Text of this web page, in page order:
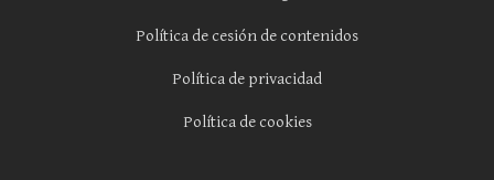
Política de cesión de contenidos
Política de privacidad
Política de cookies